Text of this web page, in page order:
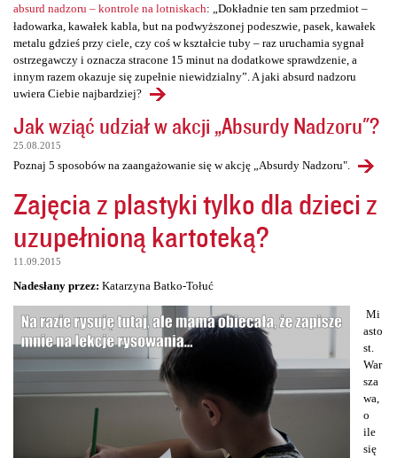
absurd nadzoru – kontrole na lotniskach: „Dokładnie ten sam przedmiot –
ładowarka, kawałek kabla, but na podwyższonej podeszwie, pasek, kawałek
metalu gdzieś przy ciele, czy coś w kształcie tuby – raz uruchamia sygnał
ostrzegawczy i oznacza stracone 15 minut na dodatkowe sprawdzenie, a
innym razem okazuje się zupełnie niewidzialny”. A jaki absurd nadzoru
uwiera Ciebie najbardziej?
Jak wziąć udział w akcji „Absurdy Nadzoru"?
25.08.2015
Poznaj 5 sposobów na zaangażowanie się w akcję „Absurdy Nadzoru".
Zajęcia z plastyki tylko dla dzieci z
uzupełnioną kartoteką?
11.09.2015
Nadesłany przez: Katarzyna Batko-Tołuć
Mi
asto
st.
War
sza
wa,
o
ile
się